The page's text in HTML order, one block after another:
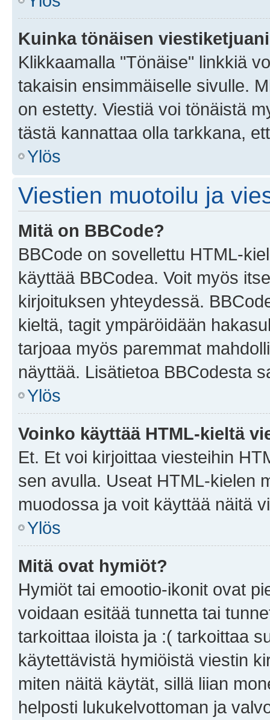
Kuinka tönäisen
Klikkaamalla "Tönäise" linkkiä
takaisin ensimmäiselle sivulle.
on estetty. Viestiä voi tönäistä
tästä kannattaa olla tarkkana,
Ylös
Viestien muotoilu ja
Mitä on BBCode?
BBCode on sovellettu HTML-
käyttää BBCodea. Voit myös
kirjoituksen yhteydessä.
kieltä, tagit ympäröidään
tarjoaa myös paremmat
näyttää. Lisätietoa BBCodesta
Ylös
Voinko käyttää HTML-kieltä
Et. Et voi kirjoittaa viesteihin
sen avulla. Useat HTML-kielen
muodossa ja voit käyttää näitä
Ylös
Mitä ovat hymiöt?
Hymiöt tai emootio-ikonit ovat
voidaan esitää tunnetta tai
tarkoittaa iloista ja :( tarkoittaa
käytettävistä hymiöistä viestin
miten näitä käytät, sillä liian
helposti lukukelvottoman ja